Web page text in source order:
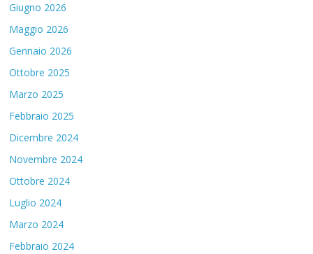
Giugno 2026
Maggio 2026
Gennaio 2026
Ottobre 2025
Marzo 2025
Febbraio 2025
Dicembre 2024
Novembre 2024
Ottobre 2024
Luglio 2024
Marzo 2024
Febbraio 2024